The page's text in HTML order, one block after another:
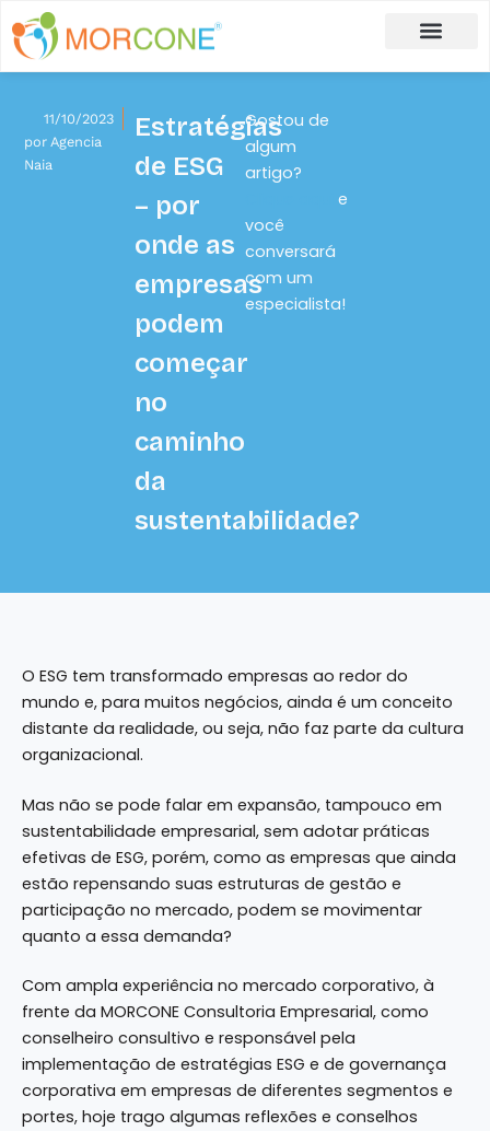
11/10/2023
por Agencia
Naia
Estratégias
de ESG
– por
onde as
empresas
podem
começar
no
caminho
da
sustentabilidade?
Gostou de
algum
artigo?
e
você
conversará
com um
especialista!
O ESG tem transformado empresas ao redor do
mundo e, para muitos negócios, ainda é um conceito
distante da realidade, ou seja, não faz parte da cultura
organizacional.
Mas não se pode falar em expansão, tampouco em
sustentabilidade empresarial, sem adotar práticas
efetivas de ESG, porém, como as empresas que ainda
estão repensando suas estruturas de gestão e
participação no mercado, podem se movimentar
quanto a essa demanda?
Com ampla experiência no mercado corporativo, à
frente da MORCONE Consultoria Empresarial, como
conselheiro consultivo e responsável pela
implementação de estratégias ESG e de governança
corporativa em empresas de diferentes segmentos e
portes, hoje trago algumas reflexões e conselhos